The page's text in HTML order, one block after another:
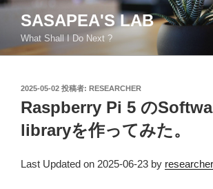
コ
ン
SASAPEA'S LAB
What Shall I Do Next ?
投
稿
日:
2025-05-02 投稿者: RESEARCHER
Raspberry Pi 5 の
libraryを作ってみた。
Last Updated on 2025-06-23 by researcher